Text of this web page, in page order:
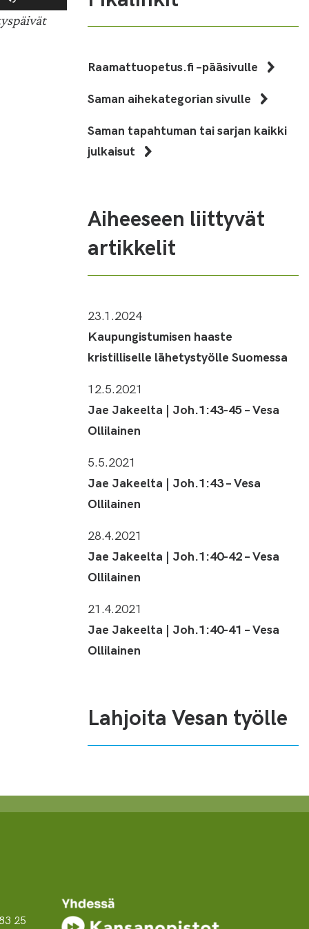
ja
äänenvoimakkuuttaRaamattuopetus.fi –pääsivulle
Saman aihekategorian sivulle
Saman tapahtuman tai sarjan kaikki
julkaisut
Aiheeseen liittyvät
artikkelit
23.1.2024
Kaupungistumisen haaste
kristilliselle lähetystyölle Suomessa
12.5.2021
Jae Jakeelta | Joh.1:43-45 – Vesa
Ollilainen
5.5.2021
Jae Jakeelta | Joh.1:43 – Vesa
Ollilainen
28.4.2021
Jae Jakeelta | Joh.1:40-42 – Vesa
Ollilainen
21.4.2021
Jae Jakeelta | Joh.1:40-41 – Vesa
Ollilainen
Lahjoita Vesan työlle
25